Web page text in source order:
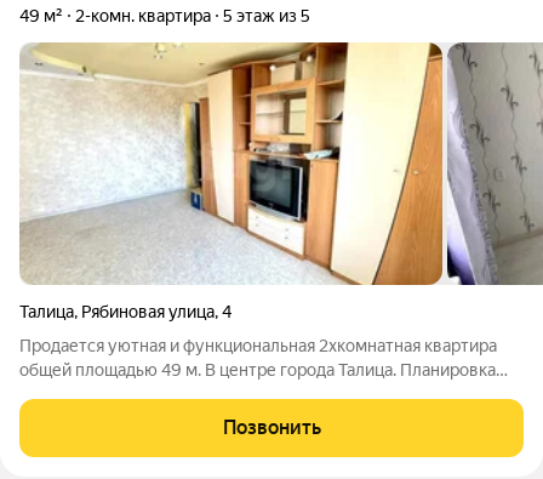
49 м² 2-комн. квартира 5 этаж из 5
Талица, Рябиновая улица,4
Продается уютная и функциональная 2хкомнатная квартира
общей площадью 49 м. В центре города Талица. Планировка
комфорт и приватность для всей семьи. Санузел раздельный.
Кухня небольшая, но удобная;
Позвонить